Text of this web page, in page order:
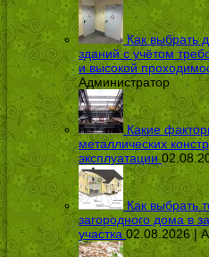
Как выбрать
зданий с учётом
и высокой
Администратор
Какие
металлических
эксплуатации
Как выбрать
загородного дома в
участка 02.08.2026 |